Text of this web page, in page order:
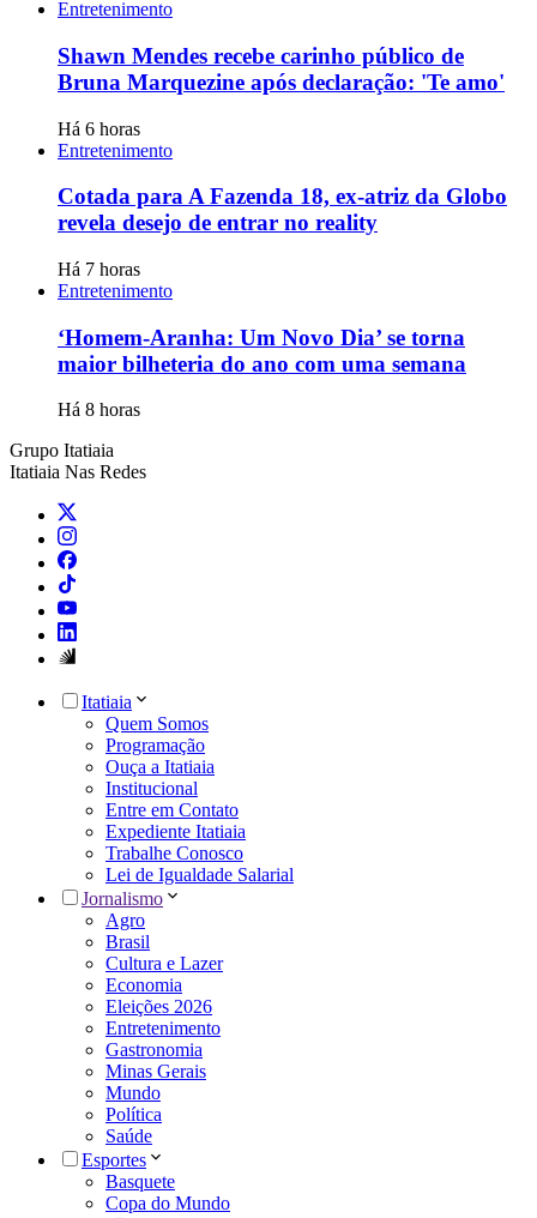
Entretenimento
Shawn Mendes recebe carinho público de
Bruna Marquezine após declaração: 'Te amo'
Há 6 horas
Entretenimento
Cotada para A Fazenda 18, ex-atriz da Globo
revela desejo de entrar no reality
Há 7 horas
Entretenimento
‘Homem-Aranha: Um Novo Dia’ se torna
maior bilheteria do ano com uma semana
Há 8 horas
Grupo Itatiaia
Itatiaia Nas Redes
Itatiaia
Quem Somos
Programação
Ouça a Itatiaia
Institucional
Entre em Contato
Expediente Itatiaia
Trabalhe Conosco
Lei de Igualdade Salarial
Jornalismo
Agro
Brasil
Cultura e Lazer
Economia
Eleições 2026
Entretenimento
Gastronomia
Minas Gerais
Mundo
Política
Saúde
Esportes
Basquete
Copa do Mundo